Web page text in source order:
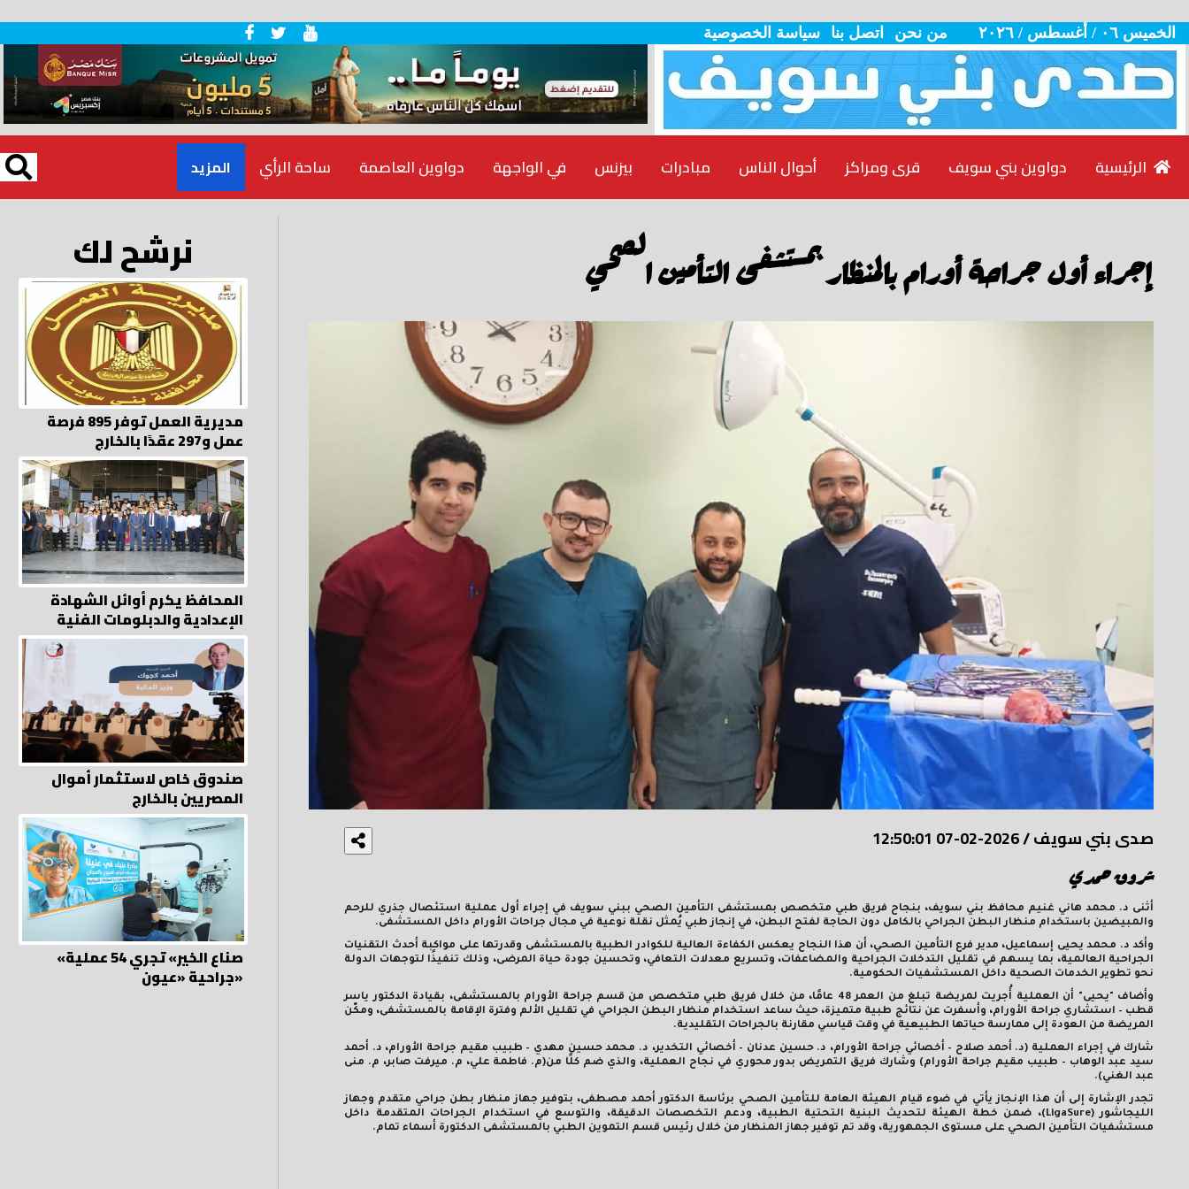
الخميس ٠٦ / أغسطس / ٢٠٢٦ من نحن اتصل بنا سياسة الخصوصية
المزيد ساحة الرأي دواوين العاصمة في الواجهة بيزنس مبادرات أحوال الناس قرى ومراكز دواوين بني سويف
إجراء أول جراحة أورام بالمنظار بمستشفى التأمين الصحي
صدى بني سويف/
2026-02-07 12:50:01
شروق حمدي
أثنى د. محمد هاني غنيم محافظ بني سويف، بنجاح فريق طبي متخصص بمستشفى التأمين الصحي ببني سويف في إجراء أول عملية استئصال جذري للرحم
والمبيضين باستخدام منظار البطن الجراحي بالكامل دون الحاجة لفتح البطن، في إنجاز طبي يُمثل نقلة نوعية في مجال جراحات الأورام داخل المستشفى.
وأكد د. محمد يحيى إسماعيل، مدير فرع التأمين الصحي، أن هذا النجاح يعكس الكفاءة العالية للكوادر الطبية بالمستشفى وقدرتها على مواكبة أحدث التقنيات
الجراحية العالمية، بما يسهم في تقليل التدخلات الجراحية والمضاعفات، وتسريع معدلات التعافي، وتحسين جودة حياة المرضى، وذلك تنفيذًا لتوجهات الدولة
نحو تطوير الخدمات الصحية داخل المستشفيات الحكومية.
وأضاف "يحيى" أن العملية أُجريت لمريضة تبلغ من العمر 48 عامًا، من خلال فريق طبي متخصص من قسم جراحة الأورام بالمستشفى، بقيادة الدكتور ياسر
قطب – استشاري جراحة الأورام، وأسفرت عن نتائج طبية متميزة، حيث ساعد استخدام منظار البطن الجراحي في تقليل الألم وفترة الإقامة بالمستشفى، ومكّن
المريضة من العودة إلى ممارسة حياتها الطبيعية في وقت قياسي مقارنة بالجراحات التقليدية.
شارك في إجراء العملية (د. أحمد صلاح – أخصائي جراحة الأورام، د. حسين عدنان – أخصائي التخدير، د. محمد حسين مهدي – طبيب مقيم جراحة الأورام، د. أحمد
سيد عبد الوهاب – طبيب مقيم جراحة الأورام) وشارك فريق التمريض بدور محوري في نجاح العملية، والذي ضم كلًا من(م. فاطمة علي، م. ميرفت صابر، م. منى
عبد الغني).
تجدر الإشارة إلى أن هذا الإنجاز يأتي في ضوء قيام الهيئة العامة للتأمين الصحي برئاسة الدكتور أحمد مصطفى، بتوفير جهاز منظار بطن جراحي متقدم وجهاز
الليجاشور (LigaSure)، ضمن خطة الهيئة لتحديث البنية التحتية الطبية، ودعم التخصصات الدقيقة، والتوسع في استخدام الجراحات المتقدمة داخل
مستشفيات التأمين الصحي على مستوى الجمهورية، وقد تم توفير جهاز المنظار من خلال رئيس قسم التموين الطبي بالمستشفى الدكتورة أسماء تمام.
نرشح لك
مديرية العمل توفر 895 فرصة
عمل و297 عقدًا بالخارج
المحافظ يكرم أوائل الشهادة
الإعدادية والدبلومات الفنية
صندوق خاص لاستثمار أموال
المصريين بالخارج
«صناع الخير» تجري 54 عملية
جراحية «عيون»